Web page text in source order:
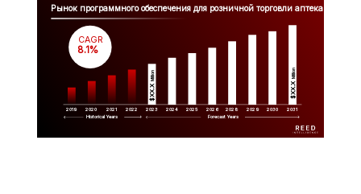
Рынок программного обеспечения для розничной торговли аптеками
2019 2020 2021 2022 2023 2024 2025 2026 2028 2029 2030 2031
$XX.X
Million
$XX.X
Million
CAGR
8.1%
Historical Years Forecast Years